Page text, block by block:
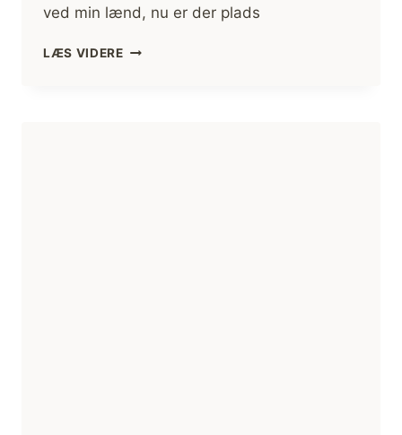
ved min lænd, nu er der plads
LÆS VIDERECHATURANGA